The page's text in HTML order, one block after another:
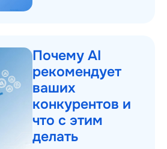
Почему AI
рекомендует
ваших
конкурентов и
что с этим
делать